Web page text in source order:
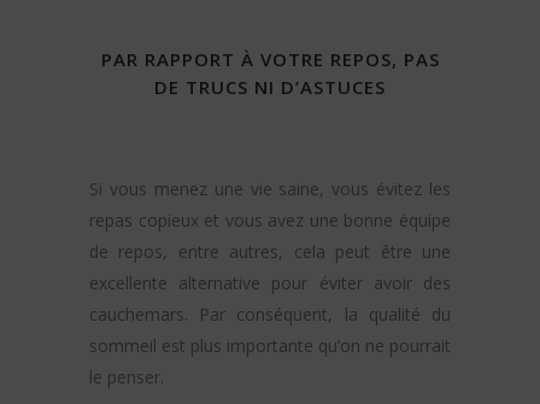
PAR RAPPORT À VOTRE REPOS, PAS
DE TRUCS NI D’ASTUCES
Si vous menez une vie saine, vous évitez les
repas copieux et vous avez une bonne équipe
de repos, entre autres, cela peut être une
excellente alternative pour éviter avoir des
cauchemars. Par conséquent, la qualité du
sommeil est plus importante qu’on ne pourrait
le penser.